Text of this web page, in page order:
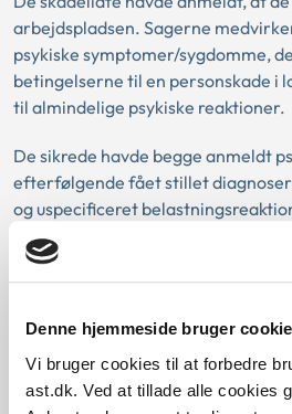
Denne hjemmeside bruger
Vi bruger cookies til at forbedre
ast.dk. Ved at tillade alle cookies
arbejdspladsen. Sagerne
psykiske symptomer/sygdomme,
betingelserne til en personskade i
til almindelige psykiske reaktioner.
De sikrede havde begge anmeldt
efterfølgende fået stillet
og uspecificeret
omstændigheder kunne efter en
alene medføre gener i form af
psykisk ubehag.
At hændelsen i sig selv er eller kan
og medføre psykisk reaktion er
til at anerkende tilfældet som en